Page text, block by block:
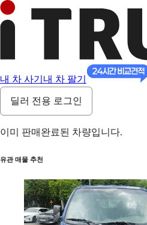
내 차 사기 내 차 팔기
딜러 전용 로그인
이미 판매완료된 차량입니다.
유관 매물 추천